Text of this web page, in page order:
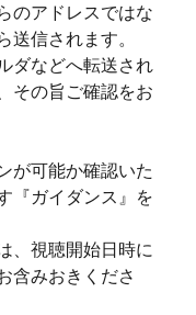
のアドレスではな
送信されます。
ダなどへ転送され
その旨ご確認をお
が可能か確認いた
『ガイダンス』を
、視聴開始日時に
含みおきくださ